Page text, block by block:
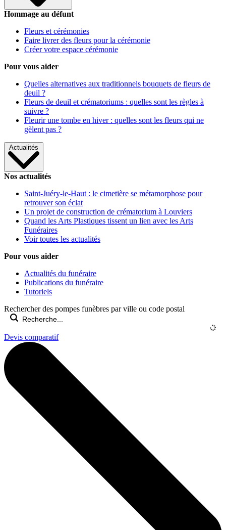
Hommage au défunt
Fleurs et cérémonies
Faire livrer des fleurs pour la cérémonie
Créer votre espace cérémonie
Pour vous aider
Quelles alternatives aux traditionnels bouquets de fleurs de
deuil ?
Fleurs de deuil et crématoriums : quelles sont les règles à
suivre ?
Fleurir une tombe en hiver : quelles sont les fleurs qui ne
gèlent pas ?
Actualités
Nos actualités
Saint-Juéry-le-Haut : le cimetière se métamorphose pour
retrouver son éclat
Un projet de construction de crématorium à Louviers
Quand les Arts Plastiques tissent un lien avec les Arts
Funéraires
Voir toutes les actualités
Pour vous aider
Actualités du funéraire
Publications du funéraire
Tutoriels
Rechercher des pompes funèbres par ville ou code postal
Devis comparatif